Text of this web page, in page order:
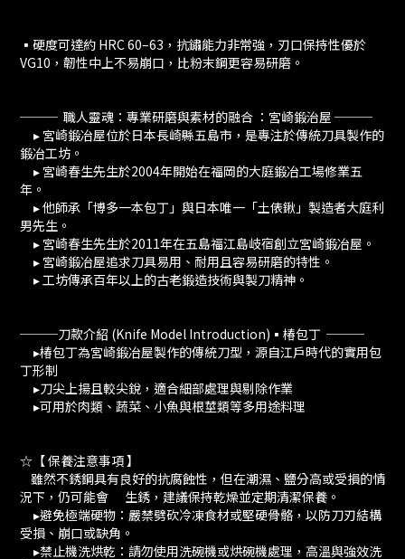
▪️硬度可達約 HRC 60–63，抗鏽能力非常強，刃口保持性優於
VG10，韌性中上不易崩口，比粉末鋼更容易研磨。
─── 職人靈魂：專業研磨與素材的融合 ：宮崎鍛治屋 ───
▸ 宮崎鍛冶屋位於日本長崎縣五島市，是專注於傳統刀具製作的
鍛冶工坊。
▸ 宮崎春生先生於2004年開始在福岡的大庭鍛冶工場修業五
年。
▸ 他師承「博多一本包丁」與日本唯一「土俵鍬」製造者大庭利
男先生。
▸ 宮崎春生先生於2011年在五島福江島岐宿創立宮崎鍛冶屋。
▸ 宮崎鍛冶屋追求刀具易用、耐用且容易研磨的特性。
▸ 工坊傳承百年以上的古老鍛造技術與製刀精神。
───刀款介紹 (Knife Model Introduction)▪️椿包丁 ───
▸椿包丁為宮崎鍛冶屋製作的傳統刀型，源自江戶時代的實用包
丁形制
▸刀尖上揚且較尖銳，適合細部處理與剔除作業
▸可用於肉類、蔬菜、小魚與根莖類等多用途料理
☆【 保養注意事項 】
雖然不銹鋼具有良好的抗腐蝕性，但在潮濕、鹽分高或受損的情
況下，仍可能會 生銹，建議保持乾燥並定期清潔保養。
▸避免極端硬物：嚴禁劈砍冷凍食材或堅硬骨骼，以防刀刃結構
受損、崩口或缺角。
▸禁止機洗烘乾：請勿使用洗碗機或烘碗機處理，高溫與強效洗